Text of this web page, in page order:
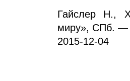
Гайслер Н.,
миру», СПб. —
2015-12-04